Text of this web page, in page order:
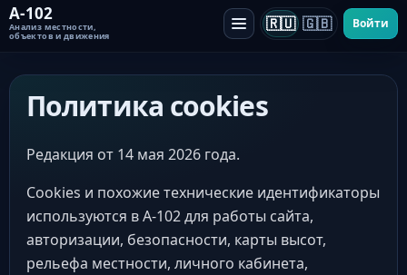
A-102
Анализ местности,
объектов и движения
🇷🇺 🇬🇧 Войти
Политика cookies
Редакция от 14 мая 2026 года.
Cookies и похожие технические идентификаторы
используются в A-102 для работы сайта,
авторизации, безопасности, карты высот,
рельефа местности, личного кабинета,